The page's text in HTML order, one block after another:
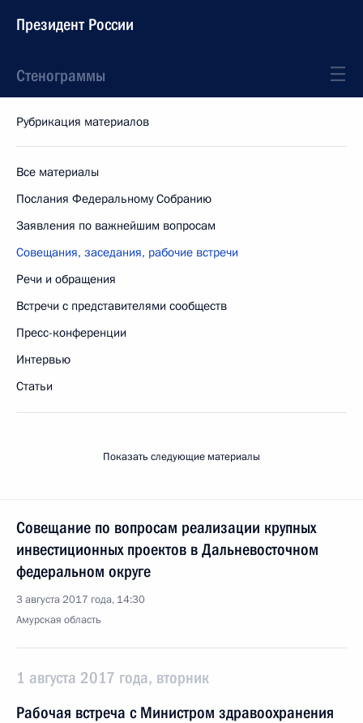
Президент России
Стенограммы
Рубрикация материалов
Все материалы
Послания Федеральному Собранию
Заявления по важнейшим вопросам
Совещания, заседания, рабочие встречи
Речи и обращения
Встречи с представителями сообществ
Пресс-конференции
Интервью
Статьи
Показать следующие материалы
Совещание по вопросам реализации крупных
инвестиционных проектов в Дальневосточном
федеральном округе
3 августа 2017 года, 14:30
Амурская область
1 августа 2017 года, вторник
Рабочая встреча с Министром здравоохранения